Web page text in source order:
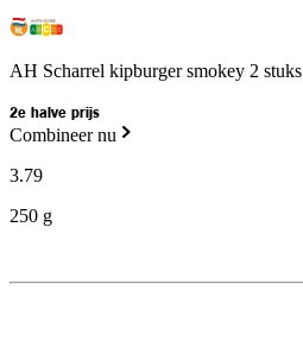
AH Scharrel kipburger smokey 2 stuks
2e halve prijs
Combineer nu
3.79
250 g